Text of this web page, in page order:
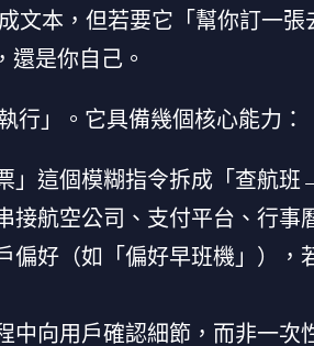
文本，但若要它「幫你訂一
是你自己。
行」。它具備幾個核心能力：
」這個模糊指令拆成「查航
接航空公司、支付平台、行事
偏好（如「偏好早班機」）
中向用戶確認細節，而非一次